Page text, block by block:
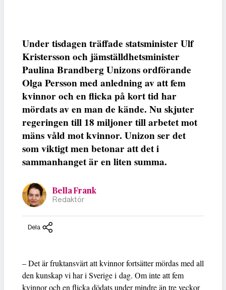
Under tisdagen träffade statsminister Ulf
Kristersson och jämställdhetsminister
Paulina Brandberg Unizons ordförande
Olga Persson med anledning av att fem
kvinnor och en flicka på kort tid har
mördats av en man de kände. Nu skjuter
regeringen till 18 miljoner till arbetet mot
mäns våld mot kvinnor. Unizon ser det
som viktigt men betonar att det i
sammanhanget är en liten summa.
Bella Frank
Redaktör
Dela
– Det är fruktansvärt att kvinnor fortsätter mördas med all
den kunskap vi har i Sverige i dag. Om inte att fem
kvinnor och en flicka dödats under mindre än tre veckor